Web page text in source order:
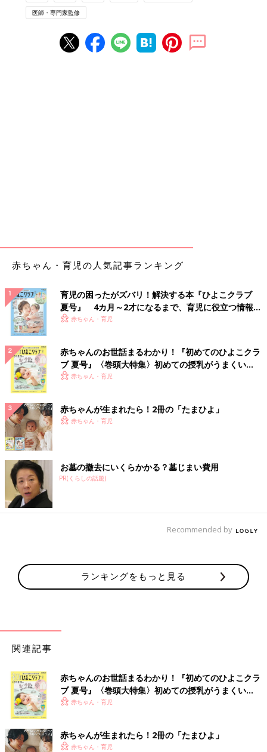
いて話を聞きました。
縦型全自動洗濯機下部のすき間から2歳の子が手を入れてしま
い、回転部に巻き込まれて薬指の一部を切断し、骨折した事故が
じてつながっているぐらい傷が深かったため緊急手術を行い、薬
指の一部を切断することとなりました。
――事故にあったのは2歳8カ月の子ですが、こうした事故は何歳
ぐらいから注意したほうがいいのでしょうか。
山中 はいはいを始めて、1人で動くようになったら注意が必要
れたり、手を入れたりするものです。
――縦型全自動洗濯機の下の構造は、どのようになっているので
しょうか。男の子は、突起部分に指をはさんだりしたのでしょう
か。
山中 縦型全自動洗濯機の底には、洗濯槽を回転させるモーター
がついています。男の子も回転しているモーターに指をはさんで
います。
縦型全自動洗濯機の底
医師・専門家監修
赤ちゃん・育児の人気記事ランキング
育児の困ったがズバリ！解決する本『ひよこクラブ
夏号』 4カ月～2才になるまで、育児に役立つ情報が
いっぱい！
赤ちゃん・育児
赤ちゃんのお世話まるわかり！『初めてのひよこクラ
ブ 夏号』〈巻頭大特集〉初めての授乳がうまくい
く！ おっぱい・ミルクの基本と夏のトラブル 解決テ
赤ちゃん・育児
赤ちゃんが生まれたら！2冊の「たまひよ」
赤ちゃん・育児
お墓の撤去にいくらかかる？墓じまい費用
PR(くらしの話題)
Recommended by
ランキングをもっと見る
関連記事
赤ちゃんのお世話まるわかり！『初めてのひよこクラ
ブ 夏号』〈巻頭大特集〉初めての授乳がうまくい
く！ おっぱい・ミルクの基本と夏のトラブル 解決テ
赤ちゃん・育児
赤ちゃんが生まれたら！2冊の「たまひよ」
赤ちゃん・育児